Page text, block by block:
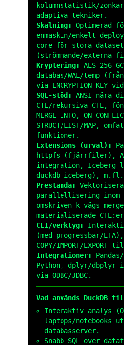
kolumnstatistik/
adaptiva tekniker.
Skalning:
Optimerad
enmaskin/enkelt
core för stora dataset
(strömmande/externa
Kryptering:
AES-256-
databas/WAL/temp
via ENCRYPTION_KEY vid
SQL-stöd:
ANSI-nära
CTE/rekursiva CTE,
MERGE INTO, ON
STRUCT/LIST/MAP,
funktioner.
Extensions (urval):
httpfs (fjärrfiler),
integration,
duckdb-iceberg), m.fl.
Prestanda:
parallellisering inom
omskriven k-vägs
materialiserade
CLI/verktyg:
(med progressbar/
COPY/IMPORT/EXPORT
Integrationer:
Python, dplyr/dbplyr
via ODBC/JDBC.
Vad används DuckDB
Interaktiv analys
laptops/notebooks
databasserver.
Snabb SQL över